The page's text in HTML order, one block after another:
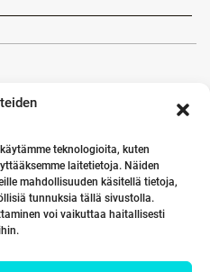
teknologioita, kuten
laitetietoja. Näiden
mahdollisuuden käsitellä tietoja,
tunnuksia tällä sivustolla.
voi vaikuttaa haitallisesti